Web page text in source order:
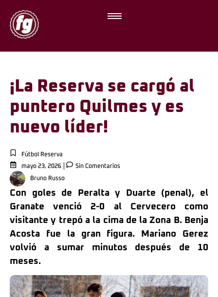
¡La Reserva se cargó al
puntero Quilmes y es
nuevo líder!
Fútbol Reserva
mayo 23, 2026
Sin Comentarios
Bruno Russo
Con goles de Peralta y Duarte (penal), el
Granate venció 2-0 al Cervecero como
visitante y trepó a la cima de la Zona B. Benja
Acosta fue la gran figura. Mariano Gerez
volvió a sumar minutos después de 10
meses.